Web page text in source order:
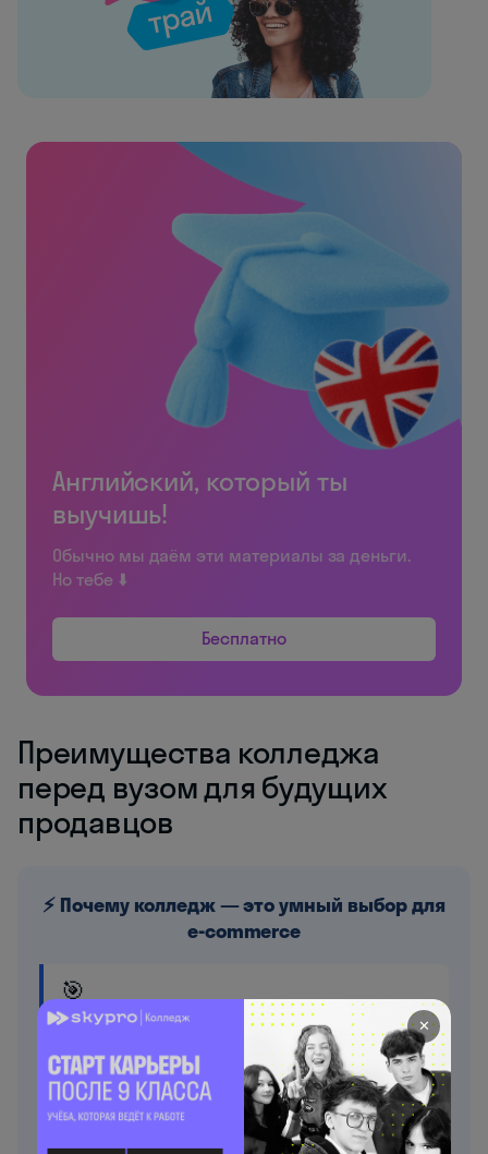
Английский, который ты
выучишь!
Обычно мы даём эти материалы за деньги.
Но тебе ⬇️
Бесплатно
Преимущества колледжа
перед вузом для будущих
продавцов
⚡ Почему колледж — это умный выбор для
e-commerce
🎯
Без ЕГЭ — уже после 9 класса
Поступление только по среднему баллу аттестата.
Никаких вступительных экзаменов для
большинства специальностей торгового профиля.
✕